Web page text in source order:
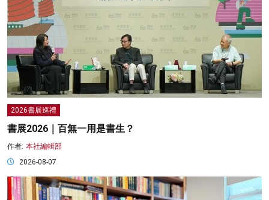
2026書展巡禮
書展2026｜百無一用是書生？
作者: 本社編輯部
2026-08-07